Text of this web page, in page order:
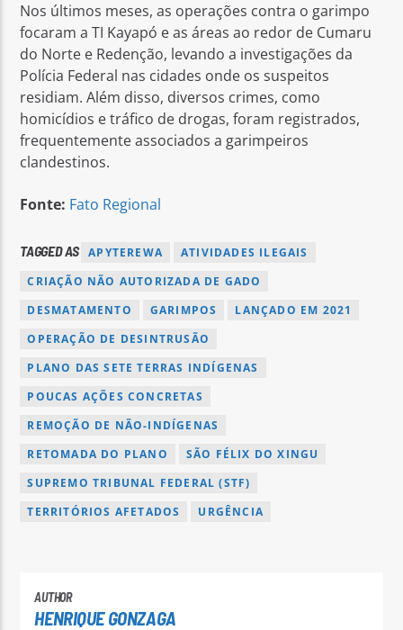
Nos últimos meses, as operações contra o garimpo
focaram a TI Kayapó e as áreas ao redor de Cumaru
do Norte e Redenção, levando a investigações da
Polícia Federal nas cidades onde os suspeitos
residiam. Além disso, diversos crimes, como
homicídios e tráfico de drogas, foram registrados,
frequentemente associados a garimpeiros
clandestinos.
Fonte: Fato Regional
TAGGED AS APYTEREWA
ATIVIDADES ILEGAIS
CRIAÇÃO NÃO AUTORIZADA DE GADO
DESMATAMENTO
GARIMPOS
LANÇADO EM 2021
OPERAÇÃO DE DESINTRUSÃO
PLANO DAS SETE TERRAS INDÍGENAS
POUCAS AÇÕES CONCRETAS
REMOÇÃO DE NÃO-INDÍGENAS
RETOMADA DO PLANO
SÃO FÉLIX DO XINGU
SUPREMO TRIBUNAL FEDERAL (STF)
TERRITÓRIOS AFETADOS
URGÊNCIA
AUTHOR
HENRIQUE GONZAGA